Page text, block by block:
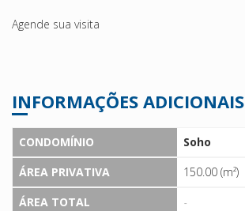
Agende sua visita
INFORMAÇÕES ADICIONAIS
CONDOMÍNIO
Soho
ÁREA PRIVATIVA
150.00 (m²)
ÁREA TOTAL
-